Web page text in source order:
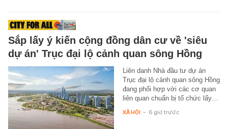
Sắp lấy ý kiến cộng đồng dân cư về 'siêu
dự án' Trục đại lộ cảnh quan sông Hồng
Liên danh Nhà đầu tư dự án
Trục đại lộ cảnh quan sông Hồng
đang phối hợp với các cơ quan
liên quan chuẩn bị tổ chức lấy…
XÃ HỘI - 6 giờ trước